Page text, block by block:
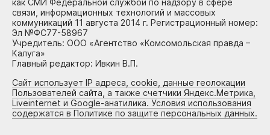
связи, информационных технологий и массовых
коммуникаций 11 августа 2014 г. Регистрационный номер:
Эл №ФС77-58967
Учредитель: ООО «Агентство «Комсомольская правда –
Калуга»
Главный редактор: Ивкин В.П.
Сайт использует IP адреса, cookie, данные геолокации
Пользователей сайта, а также счетчики Яндекс.Метрика,
Liveinternet и Google-анатилика. Условия использования
содержатся в Политике по защите персональных данных.